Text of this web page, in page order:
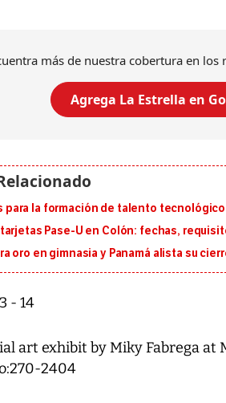
más de nuestra cobertura en los
Agrega La Estrella en
para la formación de talento tecnológico
Pase-U en Colón: fechas,
oro en gimnasia y Panamá alista su
- 14
art exhibit by Miky Fabrega at
2404